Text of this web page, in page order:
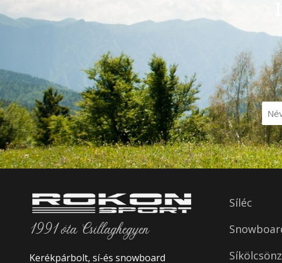
1991 óta Csillaghegyen
Kerékpárbolt, sí-és snowboard
Síléc